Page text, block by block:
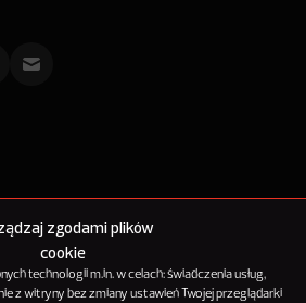
zgodami plików
cookie
technologii m.in. w celach: świadczenia usług,
z witryny bez zmiany ustawień Twojej przeglądarki